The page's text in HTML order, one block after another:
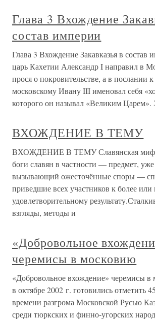
Глава 3 Вхождение
состав империи
Глава 3 Вхождение Закавказья в состав
царь Кахетии Александр I направил в
прося о покровительстве, а в послании
московскому Ивану III именовал себя
которого он называл «Великим Царем».
ВХОЖДЕНИЕ В ТЕМУ
ВХОЖДЕНИЕ В ТЕМУ Славянская
боги славян в частности — предмет,
вызывающий ожесточённые споры —
приведшие всех участников к более или
удовлетворительному
взгляды, методы и
«Добровольное
черемисы в московию
«Добровольное вхождение» черемисы в
в октябре 2002 г. готовились отметить
времени разгрома Московской Русью
среди тюркских и финно-угорских